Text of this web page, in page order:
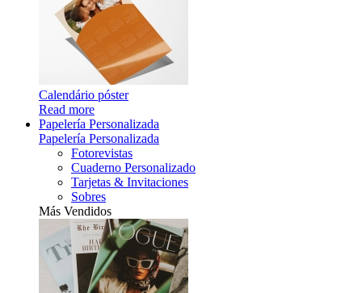
Calendário póster
Read more
Papelería Personalizada
Papelería Personalizada
Fotorevistas
Cuaderno Personalizado
Tarjetas & Invitaciones
Sobres
Más Vendidos